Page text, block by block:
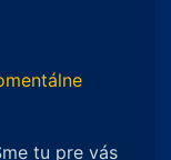
tu pre vás